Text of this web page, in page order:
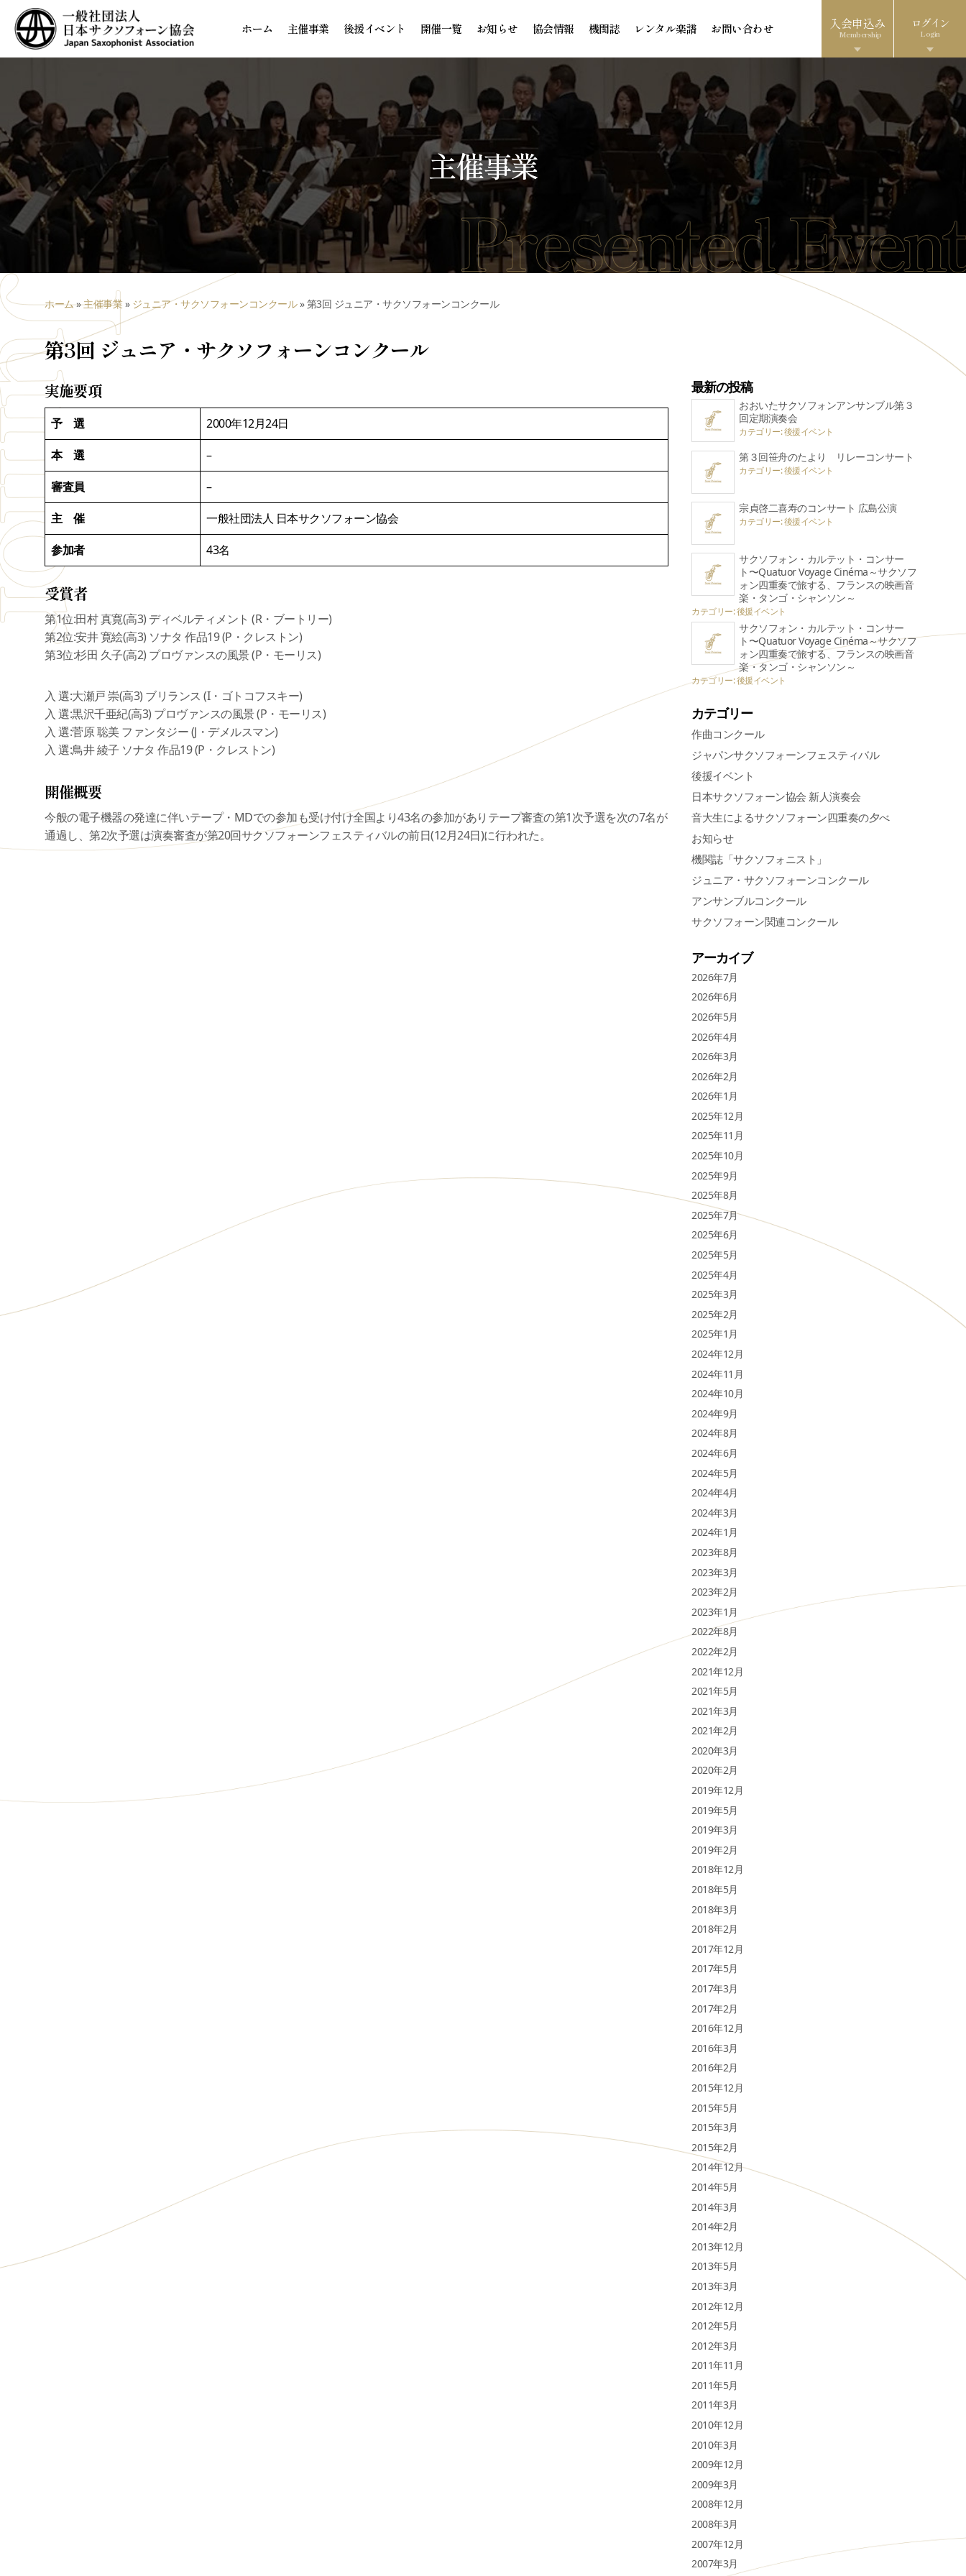
ホーム 主催事業 後援イベント 開催一覧 お知らせ 協会情報 機関誌 レンタル楽譜 お問い合わせ 入会申込み
Membership
ログイン
Login
主催事業
ホーム»主催事業 » ジュニア・サクソフォーンコンクール»第3回 ジュニア・サクソフォーンコンクール
第3回 ジュニア・サクソフォーンコンクール
実施要項
予 選
2000年12月24日
本 選
–
審査員
–
主 催
一般社団法人 日本サクソフォーン協会
参加者
43名
受賞者
第1位:田村 真寛(高3) ディベルティメント (R・ブートリー)
第2位:安井 寛絵(高3) ソナタ 作品19 (P・クレストン)
第3位:杉田 久子(高2) プロヴァンスの風景 (P・モーリス)
入 選:大瀬戸 崇(高3) ブリランス (I・ゴトコフスキー)
入 選:黒沢千亜紀(高3) プロヴァンスの風景 (P・モーリス)
入 選:菅原 聡美 ファンタジー (J・デメルスマン)
入 選:鳥井 綾子 ソナタ 作品19 (P・クレストン)
開催概要
今般の電子機器の発達に伴いテープ・MDでの参加も受け付け全国より43名の参加がありテープ審査の第1次予選を次の7名が
通過し、第2次予選は演奏審査が第20回サクソフォーンフェスティバルの前日(12月24日)に行われた。
最新の投稿
おおいたサクソフォンアンサンブル第３
回定期演奏会
カテゴリー: 後援イベント
第３回笹舟のたより リレーコンサート
カテゴリー: 後援イベント
宗貞啓二喜寿のコンサート 広島公演
カテゴリー: 後援イベント
サクソフォン・カルテット・コンサー
ト〜Quatuor Voyage Cinéma～サクソフ
ォン四重奏で旅する、フランスの映画音
楽・タンゴ・シャンソン～
カテゴリー: 後援イベント
サクソフォン・カルテット・コンサー
ト〜Quatuor Voyage Cinéma～サクソフ
ォン四重奏で旅する、フランスの映画音
楽・タンゴ・シャンソン～
カテゴリー: 後援イベント
カテゴリー
作曲コンクール
ジャパンサクソフォーンフェスティバル
後援イベント
日本サクソフォーン協会 新人演奏会
音大生によるサクソフォーン四重奏の夕べ
お知らせ
機関誌「サクソフォニスト」
ジュニア・サクソフォーンコンクール
アンサンブルコンクール
サクソフォーン関連コンクール
アーカイブ
2026年7月
2026年6月
2026年5月
2026年4月
2026年3月
2026年2月
2026年1月
2025年12月
2025年11月
2025年10月
2025年9月
2025年8月
2025年7月
2025年6月
2025年5月
2025年4月
2025年3月
2025年2月
2025年1月
2024年12月
2024年11月
2024年10月
2024年9月
2024年8月
2024年6月
2024年5月
2024年4月
2024年3月
2024年1月
2023年8月
2023年3月
2023年2月
2023年1月
2022年8月
2022年2月
2021年12月
2021年5月
2021年3月
2021年2月
2020年3月
2020年2月
2019年12月
2019年5月
2019年3月
2019年2月
2018年12月
2018年5月
2018年3月
2018年2月
2017年12月
2017年5月
2017年3月
2017年2月
2016年12月
2016年3月
2016年2月
2015年12月
2015年5月
2015年3月
2015年2月
2014年12月
2014年5月
2014年3月
2014年2月
2013年12月
2013年5月
2013年3月
2012年12月
2012年5月
2012年3月
2011年11月
2011年5月
2011年3月
2010年12月
2010年3月
2009年12月
2009年3月
2008年12月
2008年3月
2007年12月
2007年3月